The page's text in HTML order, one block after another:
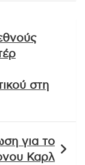
στη
για το
Καρλ